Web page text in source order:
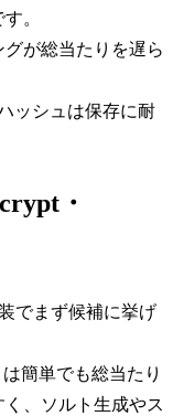
。
が総当たりを遅ら
ッシュは保存に耐
・
でまず候補に挙げ
簡単でも総当たり
、ソルト生成やス